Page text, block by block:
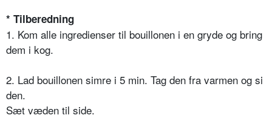
* Tilberedning
1. Kom alle ingredienser til bouillonen i en gryde og bring
dem i kog.
2. Lad bouillonen simre i 5 min. Tag den fra varmen og si
den.
Sæt væden til side.